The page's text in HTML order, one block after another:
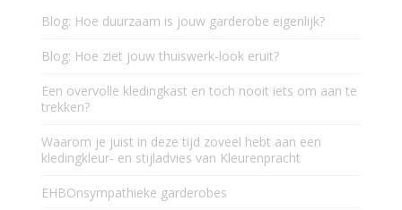
Blog: Hoe duurzaam is jouw garderobe eigenlijk?
Blog: Hoe ziet jouw thuiswerk-look eruit?
Een overvolle kledingkast en toch nooit iets om aan te
trekken?
Waarom je juist in deze tijd zoveel hebt aan een
kledingkleur- en stijladvies van Kleurenpracht
EHBOnsympathieke garderobes